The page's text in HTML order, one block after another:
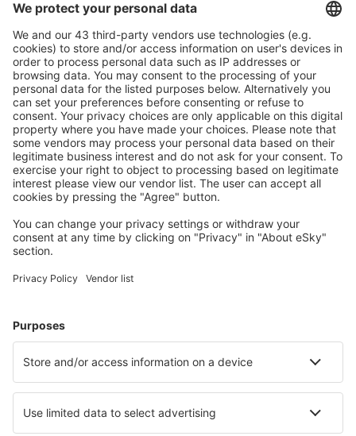
L’alloggio che ti piace
Scegli tra oltre 1,3 milioni di strutture: hotel, lodge,
appartamenti e altri.
Le strutture più ricercate dagli utenti eSky
Pernottamenti in Cile - Città popolari
Pernottamenti in Villarrica Pernottamenti a Santiago del Cile
Pernottamenti a Pucón Pernottamenti a La Serena
Pernottamenti a Puerto Natales Pernottamenti in Los Andes
Le migliori sistemazioni - città
Pernottamenti in Olawa Pernottamenti in Elounda